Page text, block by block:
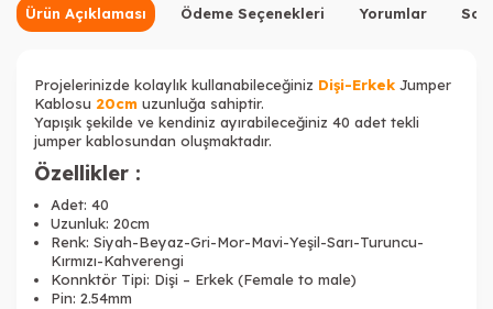
Ürün Açıklaması Ödeme Seçenekleri Yorumlar
Projelerinizde kolaylık kullanabileceğiniz Dişi-Erkek Jumper
Kablosu 20cm uzunluğa sahiptir.
Yapışık şekilde ve kendiniz ayırabileceğiniz 40 adet tekli
jumper kablosundan oluşmaktadır.
Özellikler :
Adet: 40
Uzunluk: 20cm
Renk: Siyah-Beyaz-Gri-Mor-Mavi-Yeşil-Sarı-Turuncu-
Kırmızı-Kahverengi
Konnktör Tipi: Dişi – Erkek (Female to male)
Pin: 2.54mm